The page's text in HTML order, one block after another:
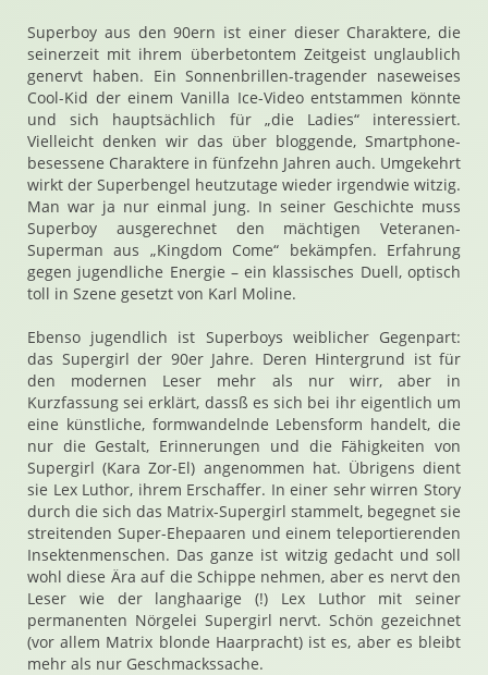
Superboy aus den 90ern ist einer dieser Charaktere, die
seinerzeit mit ihrem überbetontem Zeitgeist unglaublich
genervt haben. Ein Sonnenbrillen-tragender naseweises
Cool-Kid der einem Vanilla Ice-Video entstammen könnte
und sich hauptsächlich für „die Ladies“ interessiert.
Vielleicht denken wir das über bloggende, Smartphone-
besessene Charaktere in fünfzehn Jahren auch. Umgekehrt
wirkt der Superbengel heutzutage wieder irgendwie witzig.
Man war ja nur einmal jung. In seiner Geschichte muss
Superboy ausgerechnet den mächtigen Veteranen-
Superman aus „Kingdom Come“ bekämpfen. Erfahrung
gegen jugendliche Energie – ein klassisches Duell, optisch
toll in Szene gesetzt von Karl Moline.
Ebenso jugendlich ist Superboys weiblicher Gegenpart:
das Supergirl der 90er Jahre. Deren Hintergrund ist für
den modernen Leser mehr als nur wirr, aber in
Kurzfassung sei erklärt, dassß es sich bei ihr eigentlich um
eine künstliche, formwandelnde Lebensform handelt, die
nur die Gestalt, Erinnerungen und die Fähigkeiten von
Supergirl (Kara Zor-El) angenommen hat. Übrigens dient
sie Lex Luthor, ihrem Erschaffer. In einer sehr wirren Story
durch die sich das Matrix-Supergirl stammelt, begegnet sie
streitenden Super-Ehepaaren und einem teleportierenden
Insektenmenschen. Das ganze ist witzig gedacht und soll
wohl diese Ära auf die Schippe nehmen, aber es nervt den
Leser wie der langhaarige (!) Lex Luthor mit seiner
permanenten Nörgelei Supergirl nervt. Schön gezeichnet
(vor allem Matrix blonde Haarpracht) ist es, aber es bleibt
mehr als nur Geschmackssache.